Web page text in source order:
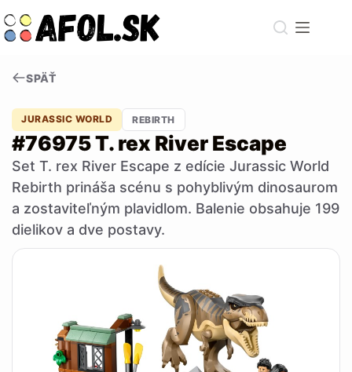
to
content
SPÄŤ
JURASSIC WORLD REBIRTH
#76975 T. rex River Escape
Set T. rex River Escape z edície Jurassic World
Rebirth prináša scénu s pohyblivým dinosaurom
a zostaviteľným plavidlom. Balenie obsahuje 199
dielikov a dve postavy.